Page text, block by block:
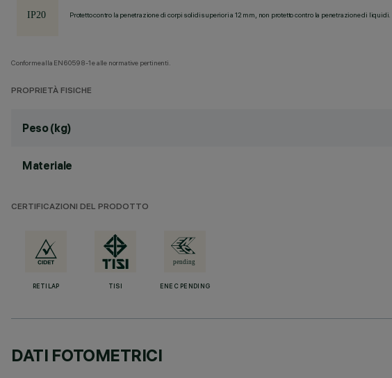
Protetto contro la penetrazione di corpi solidi superiori a 12 mm, non protetto contro la penetrazione di liquidi.
Conforme alla EN60598-1 e alle normative pertinenti.
PROPRIETÀ FISICHE
Peso (kg)
Materiale
CERTIFICAZIONI DEL PRODOTTO
RETILAP TISI ENEC PENDING
DATI FOTOMETRICI